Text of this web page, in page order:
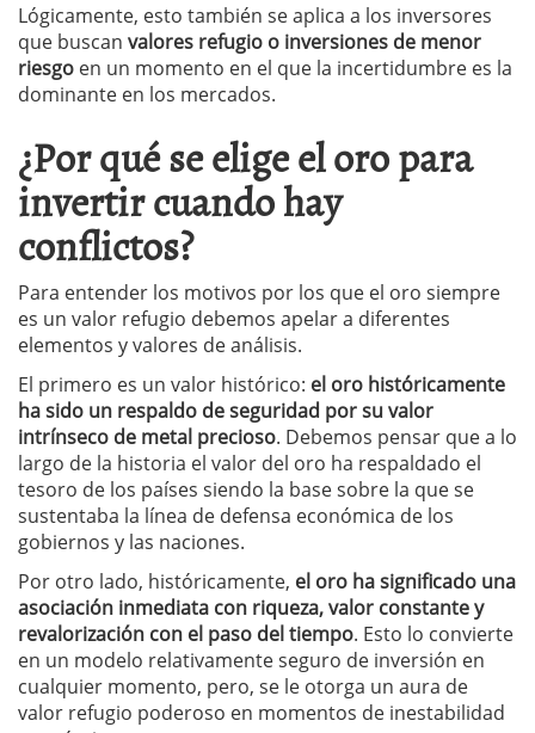
Lógicamente, esto también se aplica a los inversores
que buscan valores refugio o inversiones de menor
riesgo en un momento en el que la incertidumbre es la
dominante en los mercados.
¿Por qué se elige el oro para
invertir cuando hay
conflictos?
Para entender los motivos por los que el oro siempre
es un valor refugio debemos apelar a diferentes
elementos y valores de análisis.
El primero es un valor histórico: el oro históricamente
ha sido un respaldo de seguridad por su valor
intrínseco de metal precioso. Debemos pensar que a lo
largo de la historia el valor del oro ha respaldado el
tesoro de los países siendo la base sobre la que se
sustentaba la línea de defensa económica de los
gobiernos y las naciones.
Por otro lado, históricamente, el oro ha significado una
asociación inmediata con riqueza, valor constante y
revalorización con el paso del tiempo. Esto lo convierte
en un modelo relativamente seguro de inversión en
cualquier momento, pero, se le otorga un aura de
valor refugio poderoso en momentos de inestabilidad